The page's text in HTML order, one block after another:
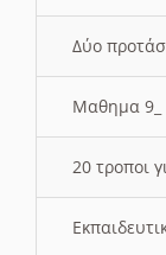
Δύο
Μαθημα 9_
20 τροποι